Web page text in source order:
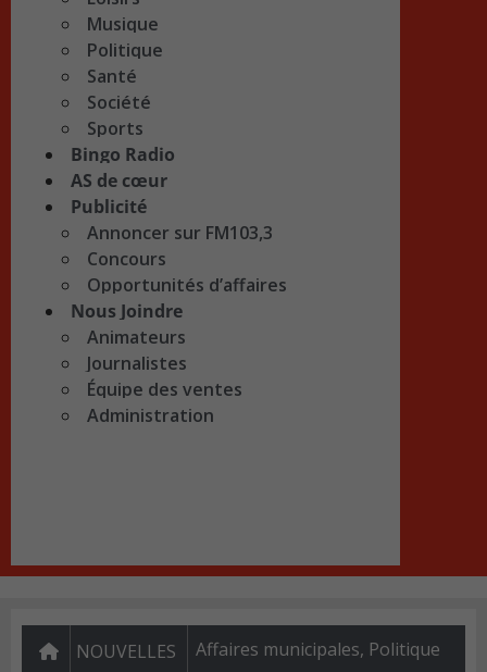
Musique
Politique
Santé
Société
Sports
Bingo Radio
AS de cœur
Publicité
Annoncer sur FM103,3
Concours
Opportunités d’affaires
Nous Joindre
Animateurs
Journalistes
Équipe des ventes
Administration
NOUVELLES Affaires municipales, Politique